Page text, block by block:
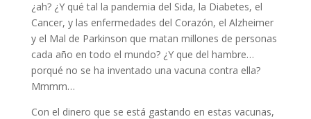
¿ah? ¿Y qué tal la pandemia del Sida, la Diabetes, el
Cancer, y las enfermedades del Corazón, el Alzheimer
y el Mal de Parkinson que matan millones de personas
cada año en todo el mundo? ¿Y que del hambre…
porqué no se ha inventado una vacuna contra ella?
Mmmm…
Con el dinero que se está gastando en estas vacunas,